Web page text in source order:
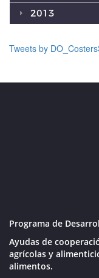
2013
Tweets by
Programa de
Ayudas de
agrícolas y
alimentos.